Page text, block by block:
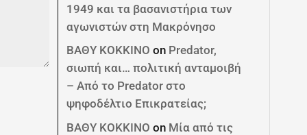
1949 και τα βασανιστήρια των
αγωνιστών στη Μακρόνησο
ΒΑΘΥ ΚΟΚΚΙΝΟ on Predator,
σιωπή και… πολιτική ανταμοιβή
– Από το Predator στο
ψηφοδέλτιο Επικρατείας;
ΒΑΘΥ ΚΟΚΚΙΝΟ on Μία από τις